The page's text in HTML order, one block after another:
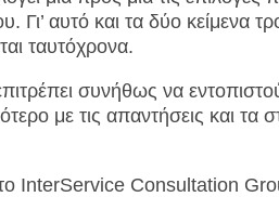
Γι’ αυτό και τα δύο κείμενα
ταυτόχρονα.
συνήθως να
με τις απαντήσεις και τα
InterService Consultation